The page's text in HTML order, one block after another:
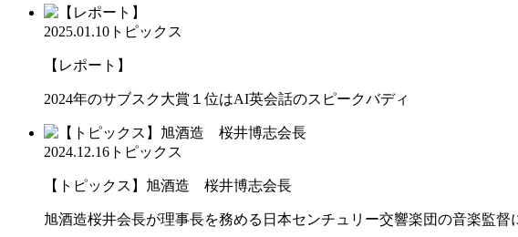
2025.01.10 トピックス
【レポート】
2024年のサブスク大賞１位はAI英会話のスピークバディ
2024.12.16 トピックス
【トピックス】旭酒造 桜井博志会長
旭酒造桜井会長が理事長を務める日本センチュリー交響楽団の音楽監督